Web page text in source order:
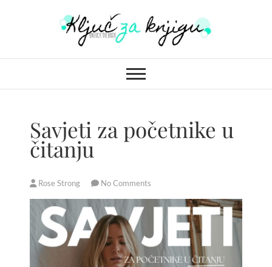
Ključ za knjigu
Savjeti za početnike u
čitanju
Rose Strong No Comments